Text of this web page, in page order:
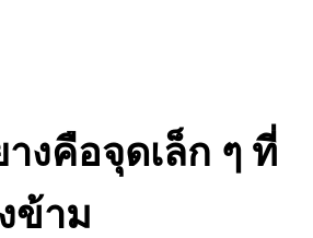
งคือจุดเล็ก ๆ ที่
ข้าม